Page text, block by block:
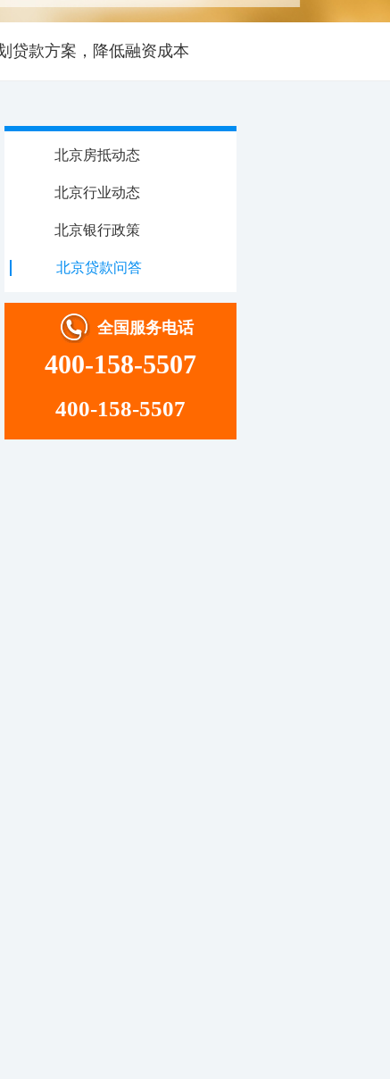
贷款方案，降低融资成本
北京房抵动态
北京行业动态
北京银行政策
北京贷款问答
全国服务电话
400-158-5507
400-158-5507